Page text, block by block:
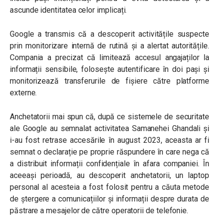
ascunde identitatea celor implicați.
Google a transmis că a descoperit activitățile suspecte
prin monitorizare internă de rutină și a alertat autoritățile.
Compania a precizat că limitează accesul angajaților la
informații sensibile, folosește autentificare în doi pași și
monitorizează transferurile de fișiere către platforme
externe.
Anchetatorii mai spun că, după ce sistemele de securitate
ale Google au semnalat activitatea Samanehei Ghandali și
i-au fost retrase accesările în august 2023, aceasta ar fi
semnat o declarație pe proprie răspundere în care nega că
a distribuit informații confidențiale în afara companiei. În
aceeași perioadă, au descoperit anchetatorii, un laptop
personal al acesteia a fost folosit pentru a căuta metode
de ștergere a comunicațiilor și informații despre durata de
păstrare a mesajelor de către operatorii de telefonie.